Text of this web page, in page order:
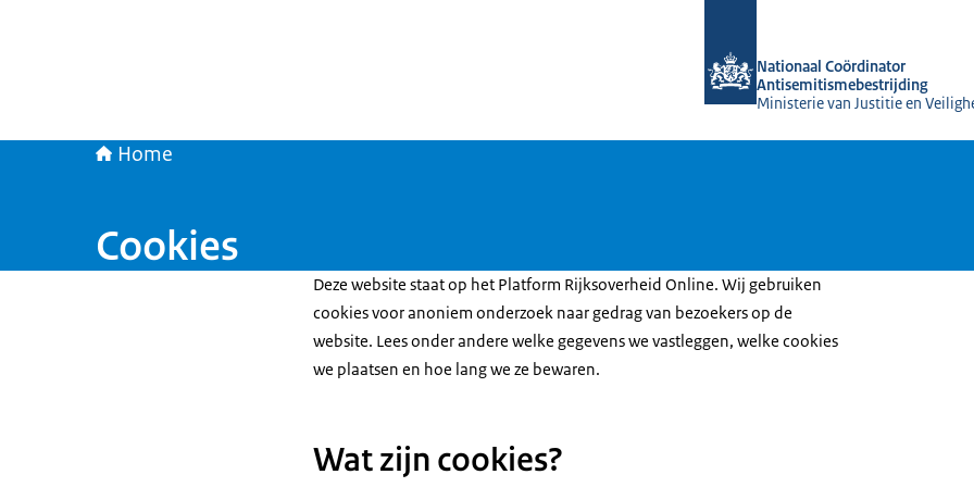
Nationaal Coördinator
Antisemitismebestrijding
Ministerie van Justitie en
Home
Cookies
Deze website staat op het Platform Rijksoverheid Online. Wij gebruiken
cookies voor anoniem onderzoek naar gedrag van bezoekers op de
website. Lees onder andere welke gegevens we vastleggen, welke cookies
we plaatsen en hoe lang we ze bewaren.
Wat zijn cookies?